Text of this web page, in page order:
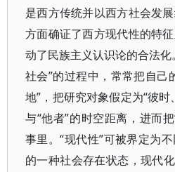
是西方传统并以西方社会发
方面确证了西方现代性的特
动了民族主义认识论的合法
社会”的过程中，常常把自己
地”，把研究对象假定为“彼
与“他者”的时空距离，进而
事里。“现代性”可被界定为
的一种社会存在状态，现代